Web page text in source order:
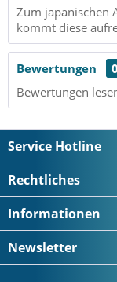
Zum japanischen
kommt diese
Bewertungen
0
Bewertungen
Service Hotline
Rechtliches
Informationen
Newsletter